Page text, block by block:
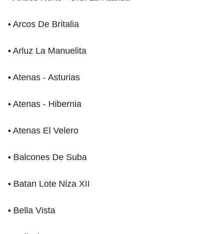
• Arcos De Britalia
• Arluz La Manuelita
• Atenas - Asturias
• Atenas - Hibernia
• Atenas El Velero
• Balcones De Suba
• Batan Lote Niza XII
• Bella Vista